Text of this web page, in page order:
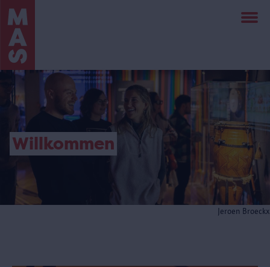
Direkt
zum
Inhalt
Jeroen Broeckx
Willkommen